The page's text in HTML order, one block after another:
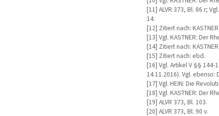
[11] ALVR 373, Bl. 86 r;
14.
[12] Zitiert nach:
[13] Vgl. KASTNER: Der
[14] Zitiert nach:
[15] Zitiert nach: ebd.
[16] Vgl. Artikel V §§ 144-
14.11.2016). Vgl. ebenso:
[17] Vgl. HEIN: Die
[18] Vgl. KASTNER: Der
[19] ALVR 373, Bl. 103.
[20] ALVR 373, Bl. 90 v.